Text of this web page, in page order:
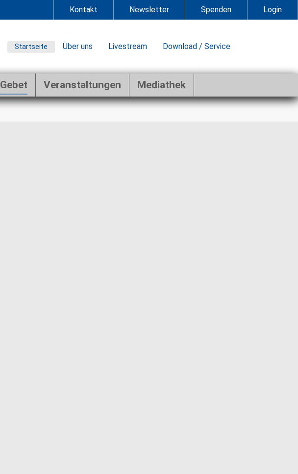
Kontakt Newsletter Spenden Login
Startseite Über uns Livestream Download / Service
Gebet Veranstaltungen Mediathek